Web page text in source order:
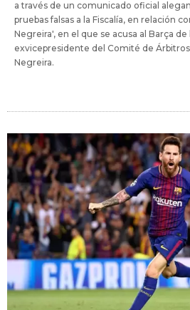
a través de un comunicado oficial
pruebas falsas a la Fiscalía, en relación
Negreira', en el que se acusa al Barça de
exvicepresidente del Comité de
Negreira.